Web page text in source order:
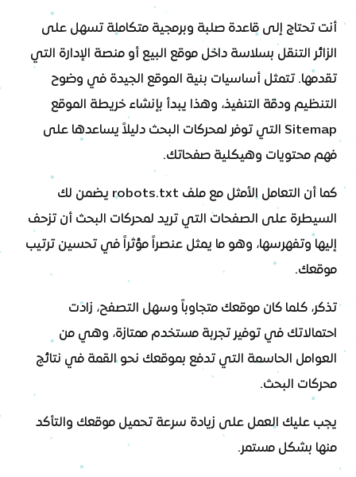
أنت تحتاج إلى قاعدة صلبة وبرمجية متكاملة تسهل على
الزائر التنقل بسلاسة داخل موقع البيع أو منصة الإدارة التي
تقدمها. تتمثل أساسيات بنية الموقع الجيدة في وضوح
التنظيم ودقة التنفيذ، وهذا يبدأ بإنشاء خريطة الموقع
Sitemap التي توفر لمحركات البحث دليلاً يساعدها على
فهم محتويات وهيكلية صفحاتك.
كما أن التعامل الأمثل مع ملف robots.txt يضمن لك
السيطرة على الصفحات التي تريد لمحركات البحث أن تزحف
إليها وتفهرسها، وهو ما يمثل عنصراً مؤثراً في تحسين ترتيب
موقعك.
تذكر، كلما كان موقعك متجاوباً وسهل التصفح، زادت
احتمالاتك في توفير تجربة مستخدم ممتازة، وهي من
العوامل الحاسمة التي تدفع بموقعك نحو القمة في نتائج
محركات البحث.
يجب عليك العمل على زيادة سرعة تحميل موقعك والتأكد
منها بشكل مستمر.